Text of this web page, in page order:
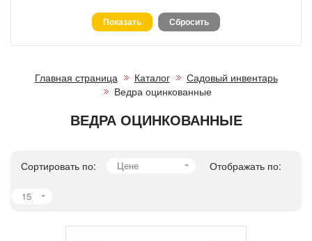
Главная страница Каталог
Садовый инвентарь
Ведра оцинкованные
ВЕДРА ОЦИНКОВАННЫЕ
Сортировать по: Цене Отображать по:
15